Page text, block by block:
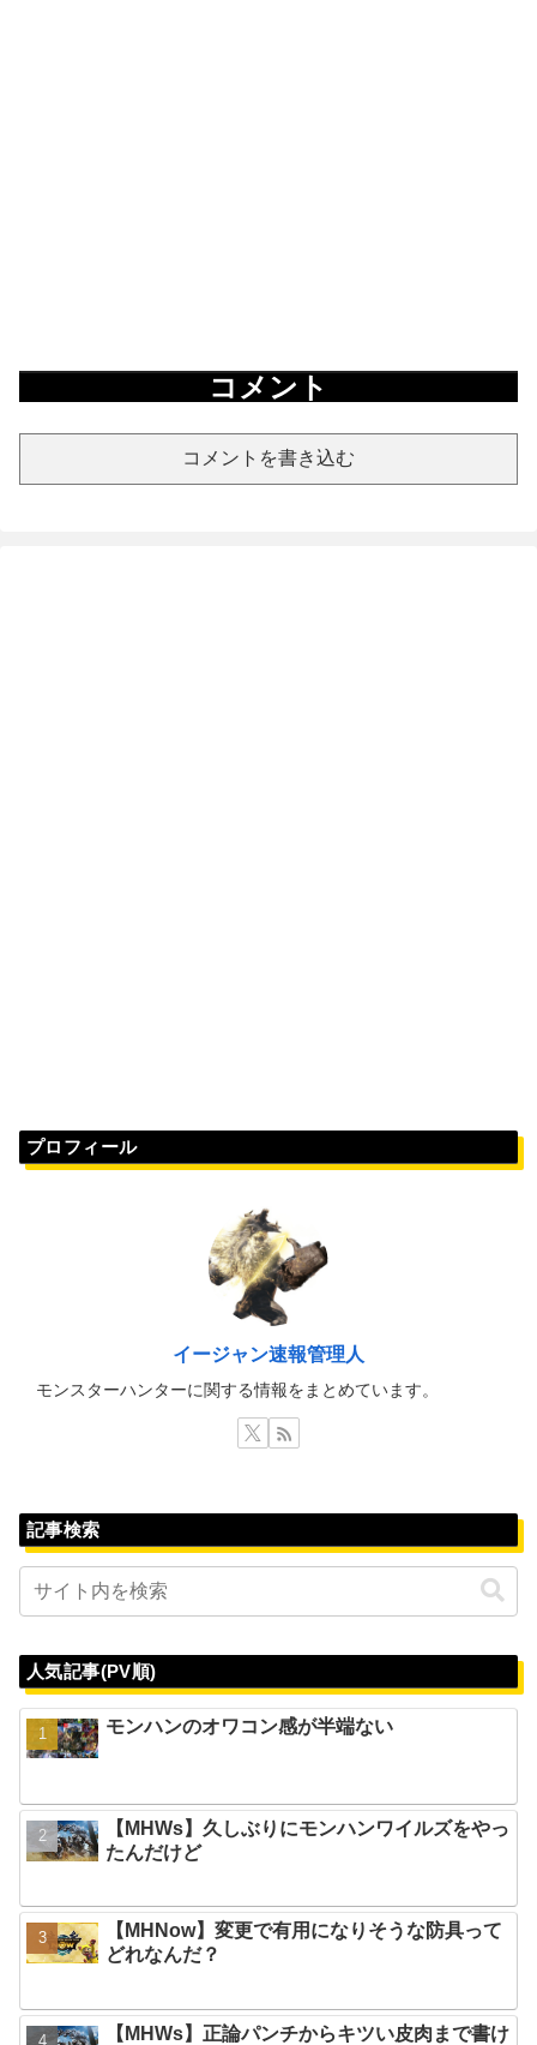
コメント
コメントを書き込む
プロフィール
イージャン速報管理人
モンスターハンターに関する情報をまとめています。
記事検索
人気記事(PV順)
モンハンのオワコン感が半端ない
【MHWs】久しぶりにモンハンワイルズをやっ
たんだけど
【MHNow】変更で有用になりそうな防具って
どれなんだ？
【MHWs】正論パンチからキツい皮肉まで書け